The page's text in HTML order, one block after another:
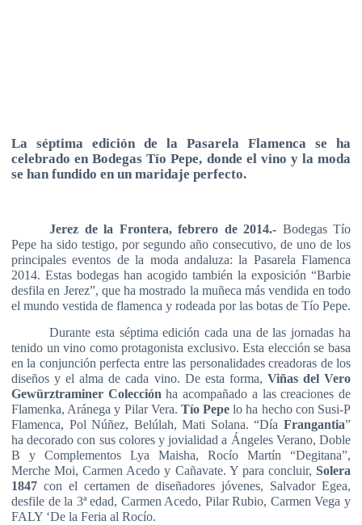
La séptima edición de la Pasarela Flamenca se ha
celebrado en Bodegas Tío Pepe, donde el vino y la moda
se han fundido en un maridaje perfecto.
Jerez de la Frontera, febrero de 2014.- Bodegas Tío
Pepe ha sido testigo, por segundo año consecutivo, de uno de los
principales eventos de la moda andaluza: la Pasarela Flamenca
2014. Estas bodegas han acogido también la exposición “Barbie
desfila en Jerez”, que ha mostrado la muñeca más vendida en todo
el mundo vestida de flamenca y rodeada por las botas de Tío Pepe.
Durante esta séptima edición cada una de las jornadas ha
tenido un vino como protagonista exclusivo. Esta elección se basa
en la conjunción perfecta entre las personalidades creadoras de los
diseños y el alma de cada vino. De esta forma, Viñas del Vero
Gewürztraminer Colección ha acompañado a las creaciones de
Flamenka, Aránega y Pilar Vera. Tío Pepe lo ha hecho con Susi-P
Flamenca, Pol Núñez, Belúlah, Mati Solana. “Día Frangantia”
ha decorado con sus colores y jovialidad a Ángeles Verano, Doble
B y Complementos Lya Maisha, Rocío Martín “Degitana”,
Merche Moi, Carmen Acedo y Cañavate. Y para concluir, Solera
1847 con el certamen de diseñadores jóvenes, Salvador Egea,
desfile de la 3ª edad, Carmen Acedo, Pilar Rubio, Carmen Vega y
FALY ‘De la Feria al Rocío.